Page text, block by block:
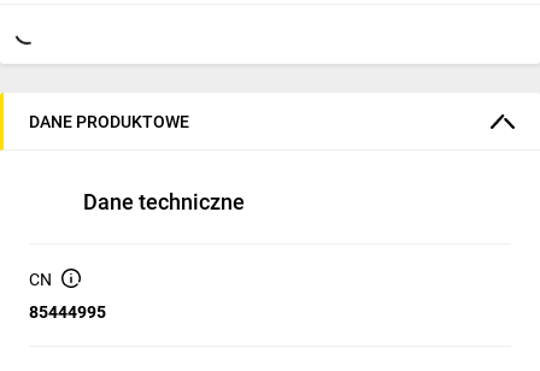
DANE PRODUKTOWE
Dane techniczne
CN
85444995